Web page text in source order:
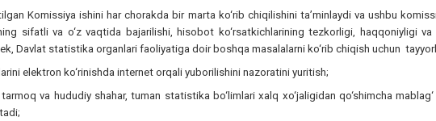
Komissiya ishini har chorakda bir marta ko‘rib chiqilishini ta’minlaydi va ushbu
sifatli va o‘z vaqtida bajarilishi, hisobot ko‘rsatkichlarining tezkorligi, haqqoniyligi va
Davlat statistika organlari faoliyatiga doir boshqa masalalarni ko‘rib chiqish uchun
elektron ko‘rinishda internet orqali yuborilishini nazoratini yuritish;
va hududiy shahar, tuman statistika bo‘limlari xalq xo‘jaligidan qo‘shimcha